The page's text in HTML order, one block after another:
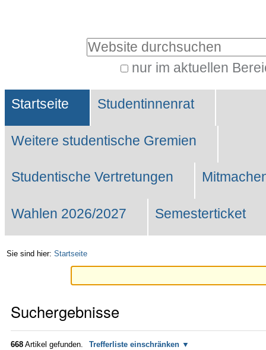
Website durchsuchen
nur im aktuellen
Suche…
Sektionen
Startseite Studentinnenrat
Weitere studentische Gremien
Studentische Vertretungen
Wahlen 2026/2027 Semesterticket
Sie sind hier: Startseite
Suchergebnisse
668 Artikel gefunden.
Trefferliste einschränken